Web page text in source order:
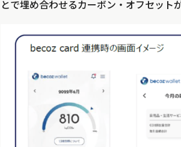
とで埋め合わせるカーボン・オフセット